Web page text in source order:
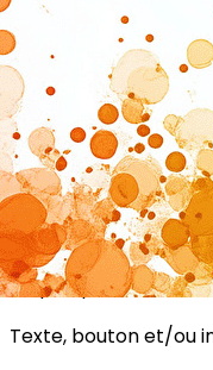
Exporter les lignes
Exporter toutes
Exporter
Menu
?>
Images de la page
Cliquez pour éditer
Texte, bouton et/ou